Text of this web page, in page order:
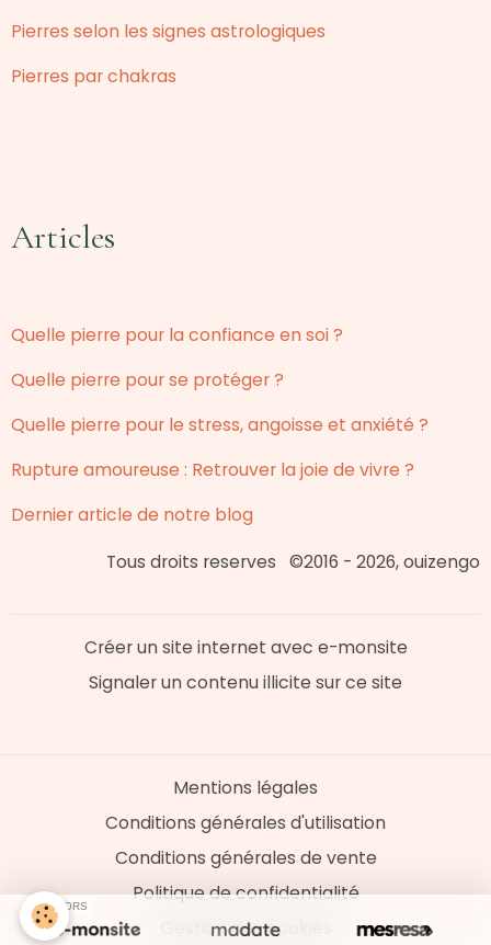
Pierres selon les signes astrologiques
Pierres par chakras
Articles
Quelle pierre pour la confiance en soi ?
Quelle pierre pour se protéger ?
Quelle pierre pour le stress, angoisse et anxiété ?
Rupture amoureuse : Retrouver la joie de vivre ?
Dernier article de notre blog
Tous droits reserves ©2016 - 2026, ouizengo
Créer un site internet avec e-monsite
Signaler un contenu illicite sur ce site
Mentions légales
Conditions générales d'utilisation
Conditions générales de vente
Politique de confidentialité
Gestion des cookies
SPONSORS